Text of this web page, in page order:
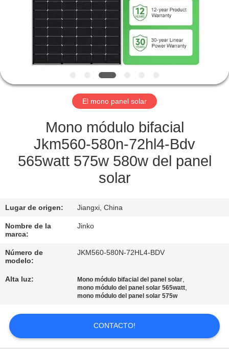
VISITA
FÁBRICA
CONTROL
CALIDAD
SOLICITAR
MAPA
DEL
SITIO
El mono panel solar
Mono módulo bifacial
Jkm560-580n-72hl4-Bdv
565watt 575w 580w del panel
solar
Lugar de origen: Jiangxi, China
Nombre de la
marca:
Jinko
Número de
modelo:
JKM560-580N-72HL4-BDV
Alta luz: Mono módulo bifacial del panel solar,
mono módulo del panel solar 565watt,
mono módulo del panel solar 575w
CONTACTO!